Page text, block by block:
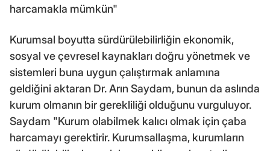
harcamakla mümkün"
Kurumsal boyutta sürdürülebilirliğin ekonomik,
sosyal ve çevresel kaynakları doğru yönetmek ve
sistemleri buna uygun çalıştırmak anlamına
geldiğini aktaran Dr. Arın Saydam, bunun da aslında
kurum olmanın bir gerekliliği olduğunu vurguluyor.
Saydam "Kurum olabilmek kalıcı olmak için çaba
harcamayı gerektirir. Kurumsallaşma, kurumların